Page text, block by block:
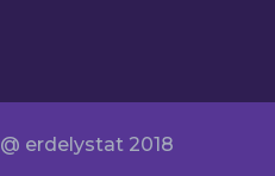
@ erdelystat 2018